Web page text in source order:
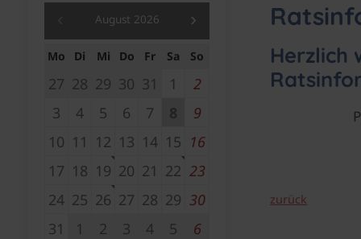
August 2026
Mo Di Mi Do Fr Sa So
27 28 29 30 31 1
2
3
4 5 6 7 8
9
10 11 12 13 14 15 16
17 18 19 20 21 22 23
24 25 26 27 28 29 30
31
1 2 3 4 5 6
Herzlich
zurück